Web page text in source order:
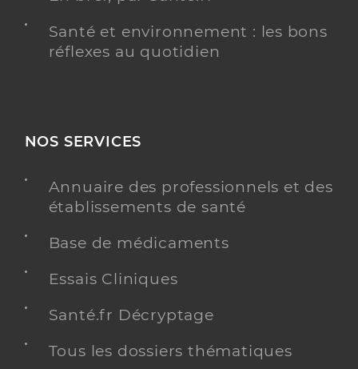
Santé et environnement : les bons
réflexes au quotidien
NOS SERVICES
Annuaire des professionnels et des
établissements de santé
Base de médicaments
Essais Cliniques
Santé.fr Décryptage
Tous les dossiers thématiques